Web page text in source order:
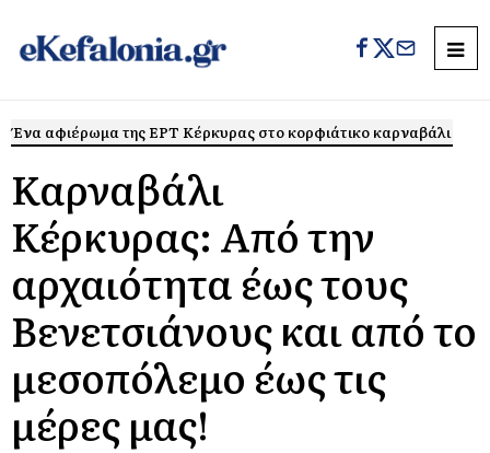
Ένα αφιέρωμα της ΕΡΤ Κέρκυρας στο κορφιάτικο καρναβάλι
Καρναβάλι
Κέρκυρας: Από την
αρχαιότητα έως τους
Βενετσιάνους και από το
μεσοπόλεμο έως τις
μέρες μας!